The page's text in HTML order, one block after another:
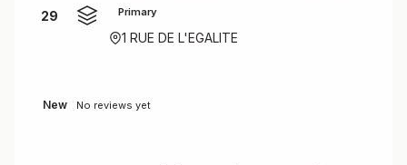
29 Primary
1 RUE DE L'EGALITE
New No reviews yet